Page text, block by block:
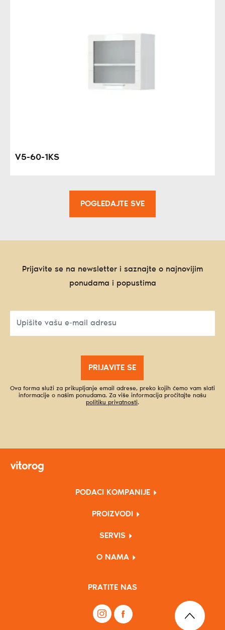
V5-60-1KS
POGLEDAJTE SVE
Prijavite se na newsletter i saznajte o najnovijim
ponudama i popustima
PRIJAVITE SE
Ova forma služi za prikupljanje email adrese, preko kojih ćemo vam slati
informacije o našim ponudama. Za više informacija pročitajte našu
politiku privatnosti.
PODACI KOMPANIJE
PROIZVODI
SERVIS
O NAMA
PRATITE NAS